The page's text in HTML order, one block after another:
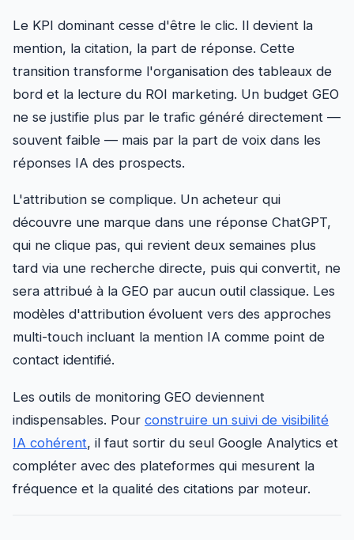
Le KPI dominant cesse d'être le clic. Il devient la
mention, la citation, la part de réponse. Cette
transition transforme l'organisation des tableaux de
bord et la lecture du ROI marketing. Un budget GEO
ne se justifie plus par le trafic généré directement —
souvent faible — mais par la part de voix dans les
réponses IA des prospects.
L'attribution se complique. Un acheteur qui
découvre une marque dans une réponse ChatGPT,
qui ne clique pas, qui revient deux semaines plus
tard via une recherche directe, puis qui convertit, ne
sera attribué à la GEO par aucun outil classique. Les
modèles d'attribution évoluent vers des approches
multi-touch incluant la mention IA comme point de
contact identifié.
Les outils de monitoring GEO deviennent
indispensables. Pour construire un suivi de visibilité
IA cohérent, il faut sortir du seul Google Analytics et
compléter avec des plateformes qui mesurent la
fréquence et la qualité des citations par moteur.